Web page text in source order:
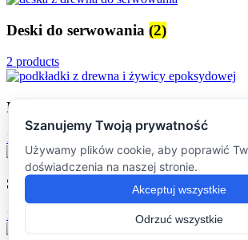
Deski do serwowania (2)
2 products
Podkładki
16 products
Stoliki kawowe (16)
16 products